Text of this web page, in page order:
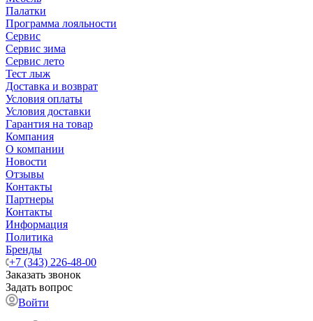
Палатки
Программа лояльности
Сервис
Сервис зима
Сервис лето
Тест лыж
Доставка и возврат
Условия оплаты
Условия доставки
Гарантия на товар
Компания
О компании
Новости
Отзывы
Контакты
Партнеры
Контакты
Информация
Политика
Бренды
+7 (343) 226-48-00
Заказать звонок
Задать вопрос
Войти